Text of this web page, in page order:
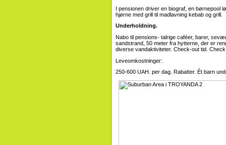
I pensionen driver en biograf, en børnepool
hjørne med grill til madlavning kebab og grill.
Underholdning.
Nabo til pensions- talrige caféer, barer,
sandstrand, 50 meter fra hytterne, der er
diverse vandaktiviteter. Check-out tid.
Leveomkostninger:
250-600 UAH. per dag. Rabatter. Ét barn